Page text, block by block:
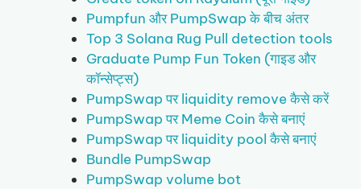
Pumpfun और PumpSwap के बीच अंतर
Top 3 Solana Rug Pull detection tools
Graduate Pump Fun Token (गाइड और
कॉन्सेप्ट्स)
PumpSwap पर liquidity remove कैसे करें
PumpSwap पर Meme Coin कैसे बनाएं
PumpSwap पर liquidity pool कैसे बनाएं
Bundle PumpSwap
PumpSwap volume bot